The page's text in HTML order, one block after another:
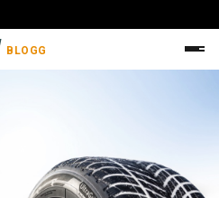
BLOGG